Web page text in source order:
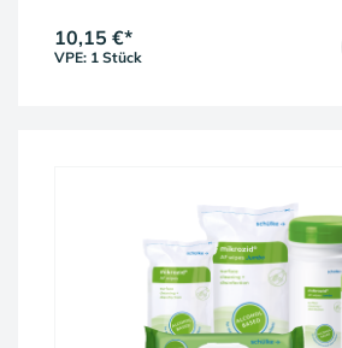
10,15 €*
VPE: 1 Stück